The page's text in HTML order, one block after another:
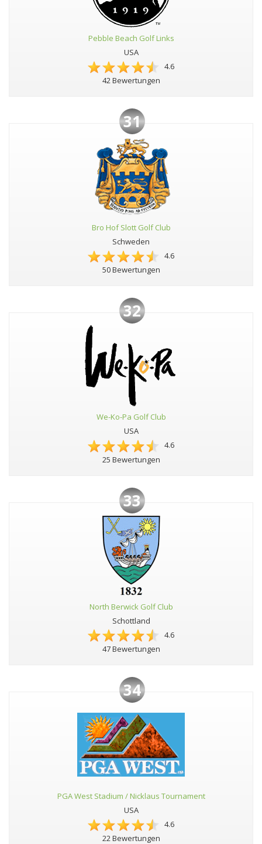
Pebble Beach Golf Links
USA
4.6
42 Bewertungen
31
Bro Hof Slott Golf Club
Schweden
4.6
50 Bewertungen
32
We-Ko-Pa Golf Club
USA
4.6
25 Bewertungen
33
North Berwick Golf Club
Schottland
4.6
47 Bewertungen
34
PGA West Stadium / Nicklaus Tournament
USA
4.6
22 Bewertungen